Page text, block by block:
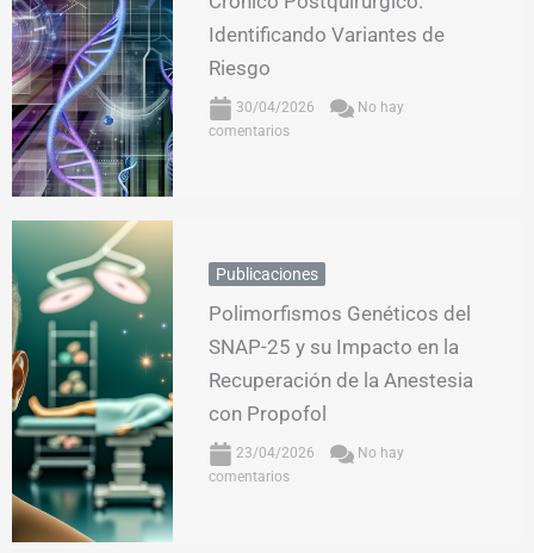
Identificando Variantes de
Riesgo
30/04/2026
No hay
comentarios
Publicaciones
Polimorfismos Genéticos del
SNAP-25 y su Impacto en la
Recuperación de la Anestesia
con Propofol
23/04/2026
No hay
comentarios